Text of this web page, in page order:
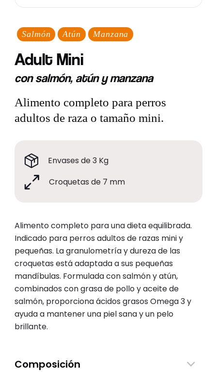
Salmón Atún Manzana
Adult Mini
con salmón, atún y manzana
Alimento completo para perros
adultos de raza o tamaño mini.
Envases de 3 Kg
Croquetas de 7 mm
Alimento completo para una dieta equilibrada.
Indicado para perros adultos de razas mini y
pequeñas. La granulometría y dureza de las
croquetas está adaptada a sus pequeñas
mandíbulas. Formulada con salmón y atún,
combinados con grasa de pollo y aceite de
salmón, proporciona ácidos grasos Omega 3 y
ayuda a mantener una piel sana y un pelo
brillante.
Composición